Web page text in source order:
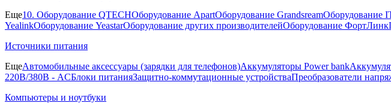
Еще10. Оборудование QTECHОборудование ApartОборудование GrandsreamОборудование
YealinkОборудование YeastarОборудование других производителейОборудование ФортЛинк
Источники питания
ЕщеАвтомобильные аксессуары (зарядки для телефонов)Аккумуляторы Power bank
220В/380В - ACБлоки питанияЗащитно-коммутационные устройстваПреобразователи
Компьютеры и ноутбуки